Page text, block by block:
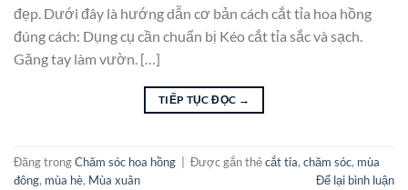
đẹp. Dưới đây là hướng dẫn cơ bản cách cắt tỉa hoa hồng
đúng cách: Dụng cụ cần chuẩn bị Kéo cắt tỉa sắc và sạch.
Găng tay làm vườn. […]
TIẾP TỤC ĐỌC →
Đăng trongChăm sóc hoa hồng Được gắn thẻcắt tỉa, chăm sóc, mùa
đông, mùa hè, Mùa xuân Để lại bình luận